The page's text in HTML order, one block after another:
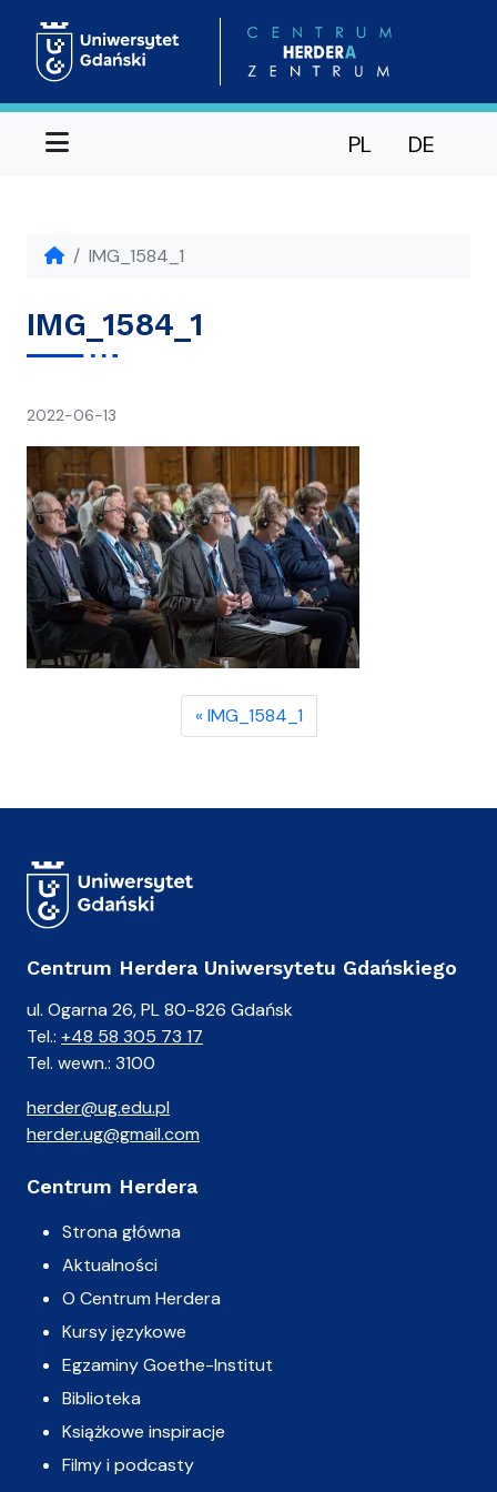
Menu PL DE
IMG_1584_1
IMG_1584_1
2022-06-13
IMG_1584_1
Centrum Herdera Uniwersytetu Gdańskiego
ul. Ogarna 26, PL 80-826 Gdańsk
Tel.: +48 58 305 73 17
Tel. wewn.: 3100
herder@ug.edu.pl
herder.ug@gmail.com
Centrum Herdera
Strona główna
Aktualności
O Centrum Herdera
Kursy językowe
Egzaminy Goethe-Institut
Biblioteka
Książkowe inspiracje
Filmy i podcasty